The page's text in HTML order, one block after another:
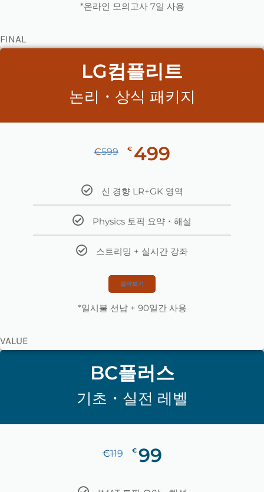
BC플러스
기초・실전 레벨
€119 € 99
LG컴플리트
논리・상식 패키지
€599 € 499
신 경향 LR+GK 영역
Physics 토픽 요약・해설
스트리밍 + 실시간 강좌
알아보기
*일시불 선납 + 90일간 사용
VALUE
*온라인 모의고사 7일 사용
FINAL